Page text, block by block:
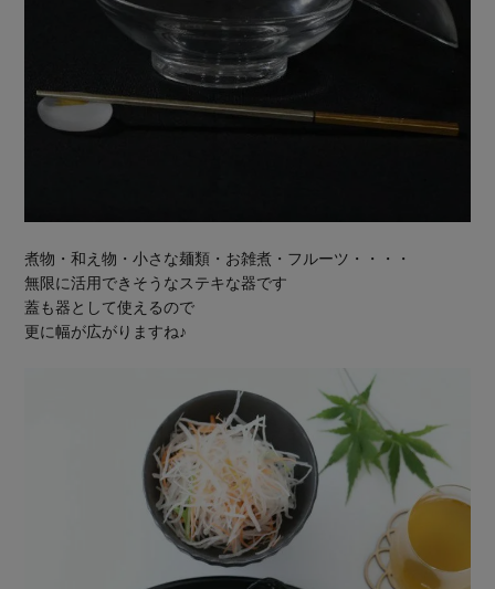
煮物・和え物・小さな麺類・お雑煮・フルーツ・・・・
無限に活用できそうなステキな器です
蓋も器として使えるので
更に幅が広がりますね♪